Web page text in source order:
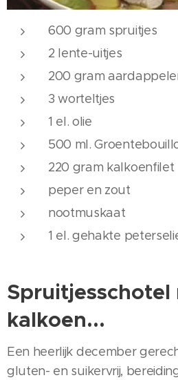
600 gram spruitjes
2 lente-uitjes
200 gram
3 worteltjes
1 el. olie
500 ml.
220 gram kalkoenfilet
peper en zout
nootmuskaat
1 el. gehakte
Spruitjesschotel
kalkoen...
Een heerlijk december
gluten- en suikervrij,